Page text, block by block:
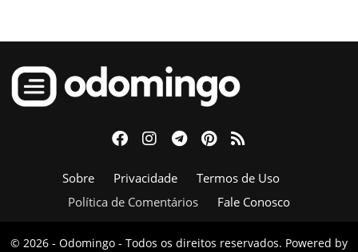
Sobre Privacidade
Termos de Uso
Política de Comentários
Fale Conosco
© 2026 - Odomingo - Todos os direitos reservados. Powered by